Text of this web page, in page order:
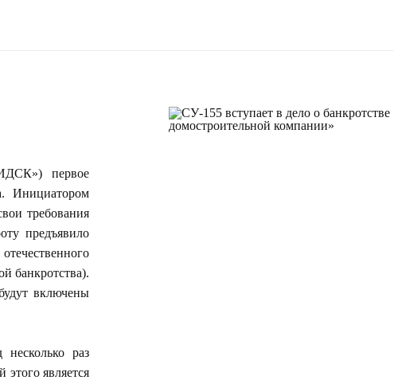
первое
Инициатором
требования
предъявило
банкротства).
включены
раз
является